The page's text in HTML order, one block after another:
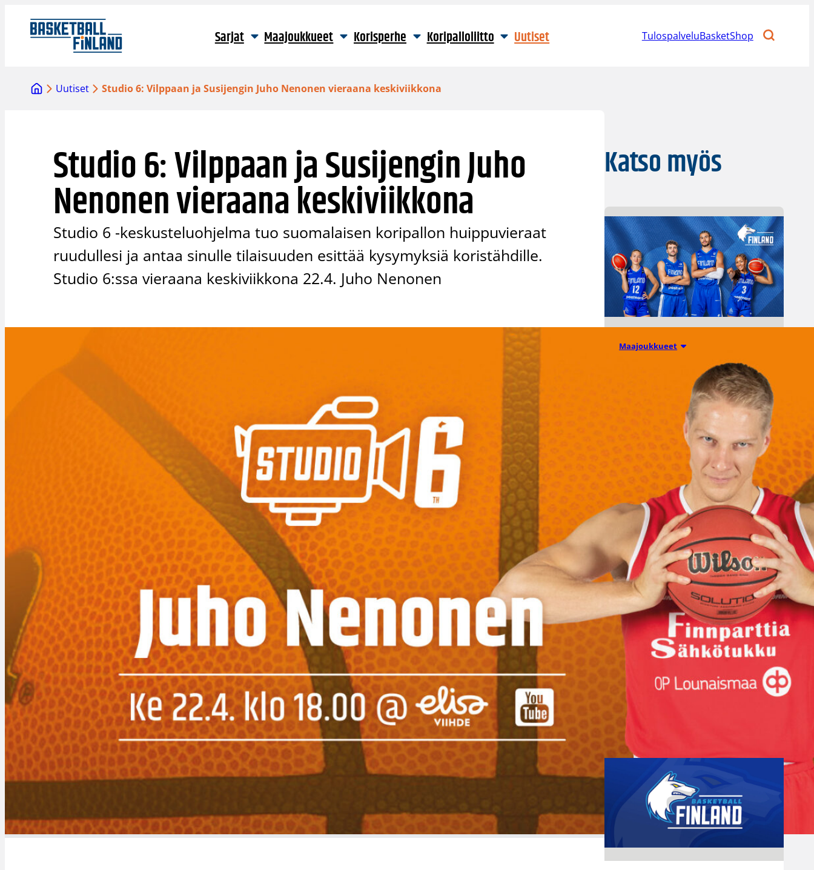
sisältöön
Sarjat Maajoukkueet Korisperhe Koripalloliitto Uutiset TulospalveluBasketShop
Uutiset Studio 6: Vilppaan ja Susijengin Juho Nenonen vieraana keskiviikkona
Studio 6: Vilppaan ja Susijengin Juho
Nenonen vieraana keskiviikkona
Studio 6 -keskusteluohjelma tuo suomalaisen koripallon huippuvieraat
ruudullesi ja antaa sinulle tilaisuuden esittää kysymyksiä koristähdille.
Studio 6:ssa vieraana keskiviikkona 22.4. Juho Nenonen
Katso myös
Maajoukkueet
Edulliset liput
Susijengin ja
Susiladiesin
elokuun
kotimaaottelu
ihin nyt
myynnissä
Susiladiesin elokuun kotiturnaus
ja Susijengin Islanti-
kotimaaottelu lähestyvät.
Susijengin MM-
jatkokarsintaotteluun Ruotsia
vastaan on puolestaan enää
jäljellä kourallinen vierekkäisiä
paikkoja.